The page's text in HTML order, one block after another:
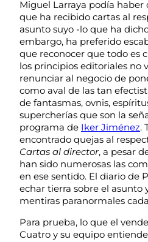
Miguel Larraya podía haber
que ha recibido cartas al
asunto suyo -lo que ha
embargo, ha preferido
que reconocer que todo es
los principios editoriales no
renunciar al negocio de
como aval de las tan
de fantasmas, ovnis,
supercherías que son la
programa de Iker Jiménez.
encontrado quejas al
Cartas al director, a pesar
han sido numerosas las
en ese sentido. El diario de
echar tierra sobre el asunto
mentiras paranormales
Para prueba, lo que el
Cuatro y su equipo